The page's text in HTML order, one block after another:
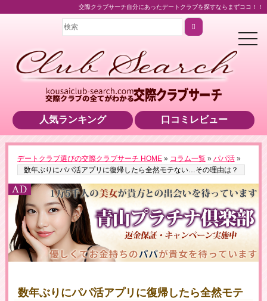
交際クラブサーチ自分にあったデートクラブを探すならまずココ！！
t
o
i
a
t
i
人気ランキング 口コミレビュー
デートクラブ選びの交際クラブサーチ HOME » コラム一覧 » パパ活 »
数年ぶりにパパ活アプリに復帰したら全然モテない…その理由は？
＼業界最高水準の美女をご紹介！／
▶男性用公式HPへのリンクです
数年ぶりにパパ活アプリに復帰したら全然モテ